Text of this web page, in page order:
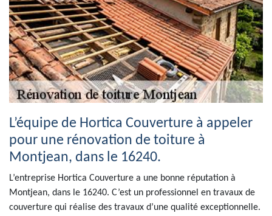
L’équipe de Hortica Couverture à appeler
pour une rénovation de toiture à
Montjean, dans le 16240.
L’entreprise Hortica Couverture a une bonne réputation à
Montjean, dans le 16240. C’est un professionnel en travaux de
couverture qui réalise des travaux d’une qualité exceptionnelle.